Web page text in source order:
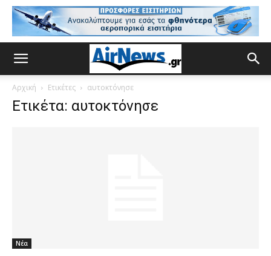
Αρχική Ετικέτες αυτοκτόνησε
Ετικέτα: αυτοκτόνησε
Νέα